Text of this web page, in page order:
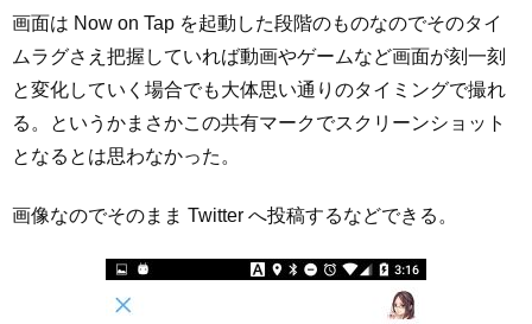
画面は Now on Tap を起動した段階のものなのでそのタイ
ムラグさえ把握していれば動画やゲームなど画面が刻一刻
と変化していく場合でも大体思い通りのタイミングで撮れ
る。というかまさかこの共有マークでスクリーンショット
となるとは思わなかった。
画像なのでそのまま Twitter へ投稿するなどできる。